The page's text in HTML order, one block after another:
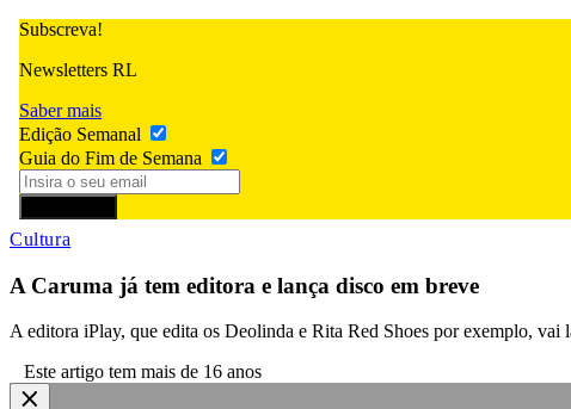
Subscreva!
Newsletters RL
Saber mais
Edição Semanal
Guia do Fim de Semana
Cultura
A Caruma já tem editora e lança disco em breve
A editora iPlay, que edita os Deolinda e Rita Red Shoes por exemplo,
Este artigo tem mais de 16 anos